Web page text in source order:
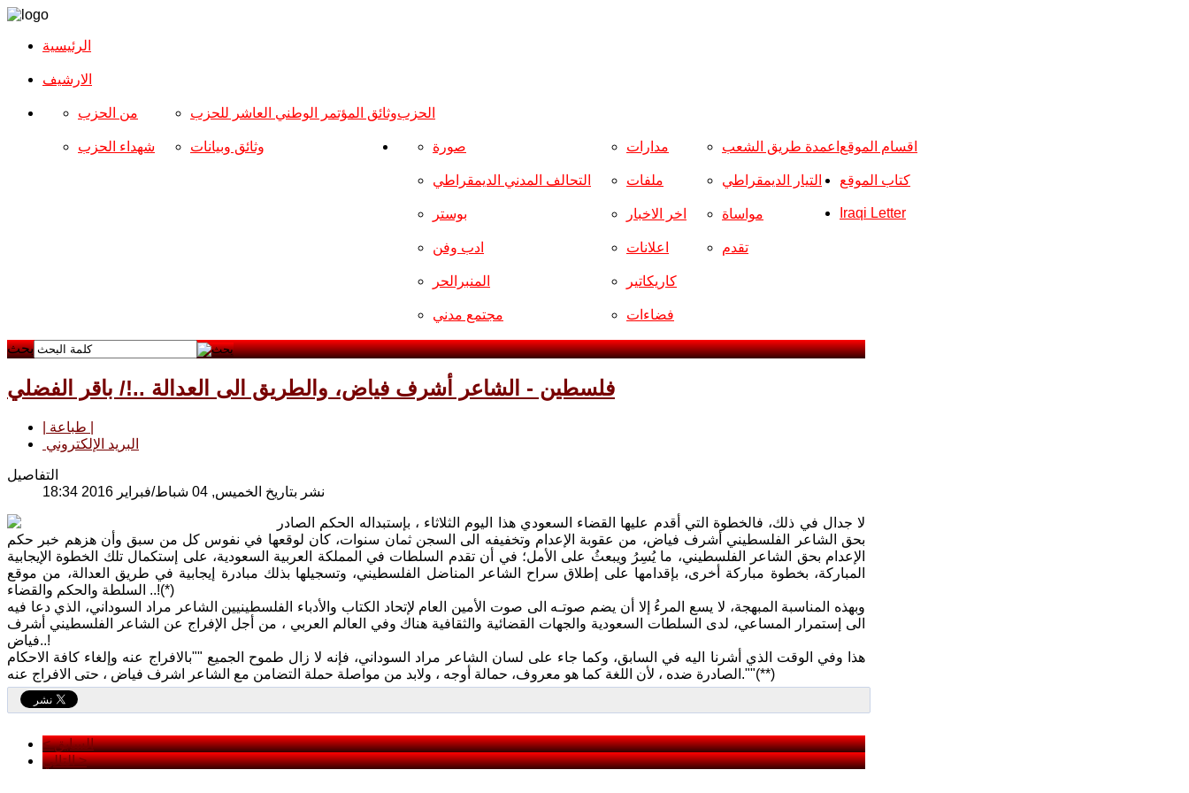
الرئيسية
الارشیف
الحزب من الحزب
شهداء الحزب
وثائق المؤتمر الوطني العاشر للحزب
وثائق وبيانات اقسام الموقع صورة
التحالف المدني الديمقراطي
بوستر
ادب وفن
المنبرالحر
مجتمع مدني
مدارات
ملفات
اخر الاخبار
اعلانات
كاريكاتير
فضاءات
اعمدة طريق الشعب
التيار الديمقراطي
مواساة
تقدم
كتاب الموقع
Iraqi Letter
بحث
فلسطين - الشاعر أشرف فياض، والطريق الى العدالة ..!/ باقر الفضلي
البريد الإلكتروني
التفاصيل
نشر بتاريخ الخميس, 04 شباط/فبراير 2016 18:34
لا جدال في ذلك، فالخطوة التي أقدم عليها القضاء السعودي هذا اليوم الثلاثاء ، بإستبداله الحكم الصادر
بحق الشاعر الفلسطيني أشرف فياض، من عقوبة الإعدام وتخفيفه الى السجن ثمان سنوات، كان لوقعها في نفوس كل من سبق وأن هزهم خبر حكم
الإعدام بحق الشاعر الفلسطيني، ما يُسِرُ ويبعثُ على الأمل؛ في أن تقدم السلطات في المملكة العربية السعودية، على إستكمال تلك الخطوة الإيجابية
المباركة، بخطوة مباركة أخرى، بإقدامها على إطلاق سراح الشاعر المناضل الفلسطيني، وتسجيلها بذلك مبادرة إيجابية في طريق العدالة، من موقع
السلطة والحكم والقضاء ..!(*)
وبهذه المناسبة المبهجة، لا يسع المرءُ إلا أن يضم صوتـه الى صوت الأمين العام لإتحاد الكتاب والأدباء الفلسطينيين الشاعر مراد السوداني، الذي دعا فيه
الى إستمرار المساعي، لدى السلطات السعودية والجهات القضائية والثقافية هناك وفي العالم العربي ، من أجل الإفراج عن الشاعر الفلسطيني أشرف
فياض..!
هذا وفي الوقت الذي أشرنا اليه في السابق، وكما جاء على لسان الشاعر مراد السوداني، فإنه لا زال طموح الجميع ""بالافراج عنه وإلغاء كافة الاحكام
الصادرة ضده ، لأن اللغة كما هو معروف، حمالة أوجه ، ولابد من مواصلة حملة التضامن مع الشاعر اشرف فياض ، حتى الافراج عنه.""(**)
< السابق
التالي >